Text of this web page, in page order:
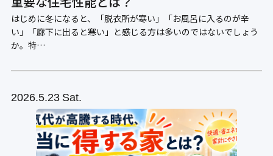
はじめに冬になると、「脱衣所が寒い」「お風呂に入るのが辛
い」「廊下に出ると寒い」と感じる方は多いのではないでしょう
か。特…
2026 5.23 Sat.